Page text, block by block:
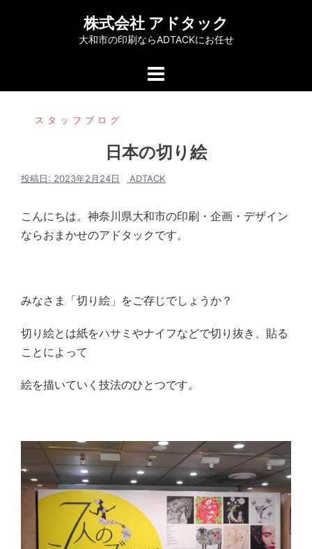
株式会社 アドタック
大和市の印刷ならADTACKにお任せ
スタッフブログ
日本の切り絵
投稿日: 2023年2月24日 ADTACK
こんにちは。神奈川県大和市の印刷・企画・デザイン
ならおまかせのアドタックです。
みなさま「切り絵」をご存じでしょうか？
切り絵とは紙をハサミやナイフなどで切り抜き、貼る
ことによって
絵を描いていく技法のひとつです。